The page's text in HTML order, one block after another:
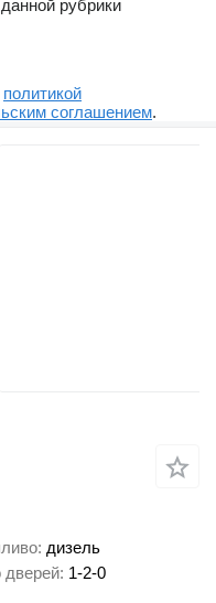
рубрики
политикой
соглашением.
дизель
дверей 1-2-0